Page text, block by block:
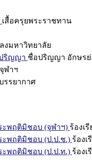
เสื้อครุยพระราชทาน
งมหาวิทยาลัย
ริญญา ชื่อปริญญา อักษร
ฬาฯ
รรยากาศ
ะพฤติมิชอบ (จุฬาฯ) ร้องเ
ะพฤติมิชอบ (ป.ป.ช.) ร้อง
ะพฤติมิชอบ (ป.ป.ท.) ร้อง